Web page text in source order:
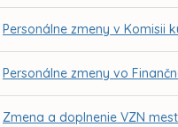
Personálne zmeny v Komisii
Personálne zmeny vo
Zmena a doplnenie VZN